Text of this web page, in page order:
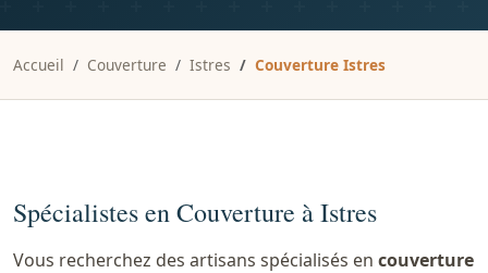
Accueil Couverture Istres Couverture Istres
Spécialistes en Couverture à Istres
Vous recherchez des artisans spécialisés en couverture